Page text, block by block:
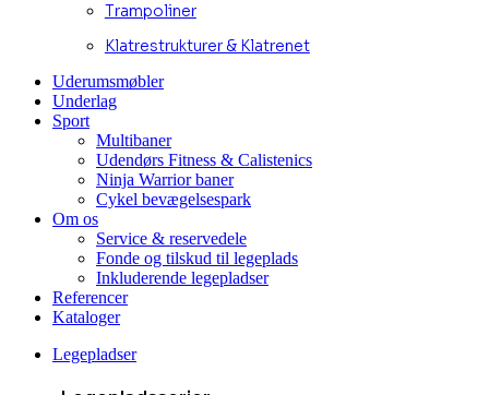
Trampoliner
Klatrestrukturer & Klatrenet
Uderumsmøbler
Underlag
Sport
Multibaner
Udendørs Fitness & Calistenics
Ninja Warrior baner
Cykel bevægelsespark
Om os
Service & reservedele
Fonde og tilskud til legeplads
Inkluderende legepladser
Referencer
Kataloger
Legepladser